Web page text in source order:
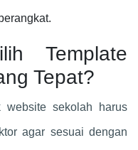
Template
Tepat?
website sekolah harus
agar sesuai dengan